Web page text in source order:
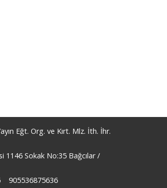
Eğt. Org. ve Kırt. Mlz. İth. İhr.
1146 Sokak No:35 Bağcılar /
905536875636